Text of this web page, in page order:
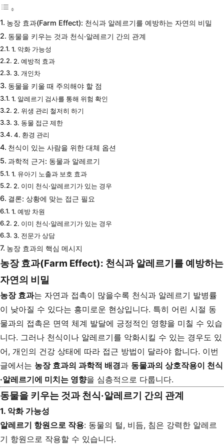
농장 효과(Farm Effect): 천식과 알레르기를 예방하는 자연의 비밀
동물을 키우는 것과 천식·알레르기 간의 관계
1. 악화 가능성
2. 예방적 효과
3. 개인차
동물을 키울 때 주의해야 할 점
1. 알레르기 검사를 통해 위험 확인
2. 위생 관리 철저히 하기
3. 동물 접근 제한
4. 환경 관리
천식이 있는 사람을 위한 대체 옵션
과학적 근거: 동물과 알레르기
1. 유아기 노출과 보호 효과
2. 이미 천식·알레르기가 있는 경우
결론: 상황에 맞는 접근 필요
1. 예방 차원
2. 이미 천식·알레르기가 있는 경우
3. 전문가 상담
농장 효과의 핵심 메시지
농장 효과(Farm Effect): 천식과 알레르기를 예방하는
자연의 비밀
농장 효과는 자연과 접촉이 많을수록 천식과 알레르기 발병률
이 낮아질 수 있다는 흥미로운 현상입니다. 특히 어린 시절 동
물과의 접촉은 면역 체계 발달에 긍정적인 영향을 미칠 수 있습
니다. 그러나 천식이나 알레르기를 악화시킬 수 있는 경우도 있
어, 개인의 건강 상태에 따라 접근 방법이 달라야 합니다. 이번
글에서는 농장 효과의 과학적 배경과 동물과의 상호작용이 천식
·알레르기에 미치는 영향을 심층적으로 다룹니다.
동물을 키우는 것과 천식·알레르기 간의 관계
1. 악화 가능성
알레르기 항원으로 작용: 동물의 털, 비듬, 침은 강력한 알레르
기 항원으로 작용할 수 있습니다.